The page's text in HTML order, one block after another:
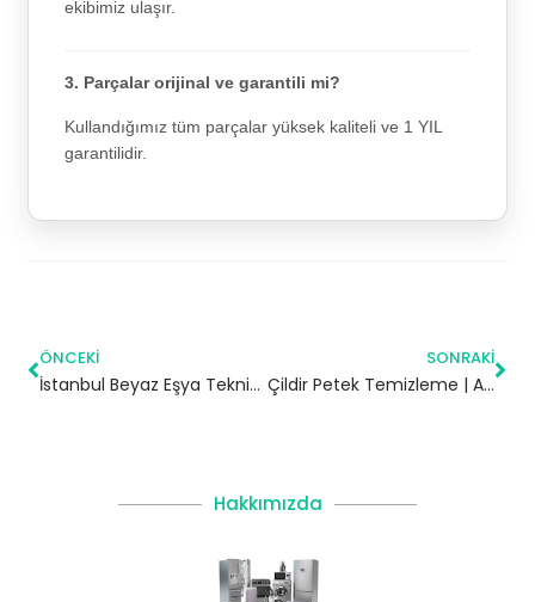
ekibimiz ulaşır.
3. Parçalar orijinal ve garantili mi?
Kullandığımız tüm parçalar yüksek kaliteli ve 1 YIL
garantilidir.
ÖNCEKI
İstanbul Beyaz Eşya Teknik Servisi
SONRAKI
Çildir Petek Temizleme | Ardahan
Hakkımızda